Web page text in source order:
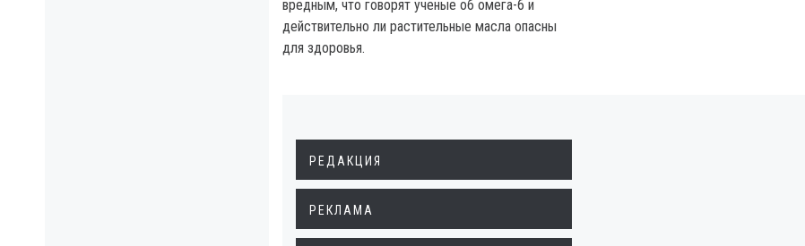
вредным, что говорят ученые об омега-6 и
действительно ли растительные масла опасны
для здоровья.
РЕДАКЦИЯ
РЕКЛАМА